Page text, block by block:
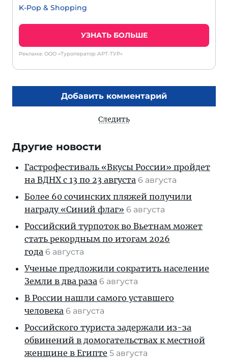
K-Pop & Shopping
УЗНАТЬ БОЛЬШЕ
Реклама: ООО «Туроператор АРТ-ТУР»
Добавить комментарий
Следить
Другие новости
Гастрофестиваль «Вкусы России» пройдет
на ВДНХ с 13 по 23 августа 6 августа
Более 60 сочинских пляжей получили
награду «Синий флаг» 6 августа
Российский турпоток во Вьетнам может
стать рекордным по итогам 2026
года 6 августа
Ученые предложили сократить население
Земли в два раза 6 августа
В России нашли самого уставшего
человека 6 августа
Российского туриста задержали из-за
обвинений в домогательствах к местной
женщине в Египте 5 августа